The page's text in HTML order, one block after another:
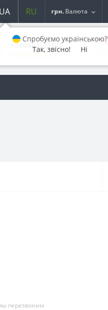
RU грн. Валюта
+380443633377
Заказать звонок
0
перезвоним
Спробуємо українською?
Так, звісно!
Ні